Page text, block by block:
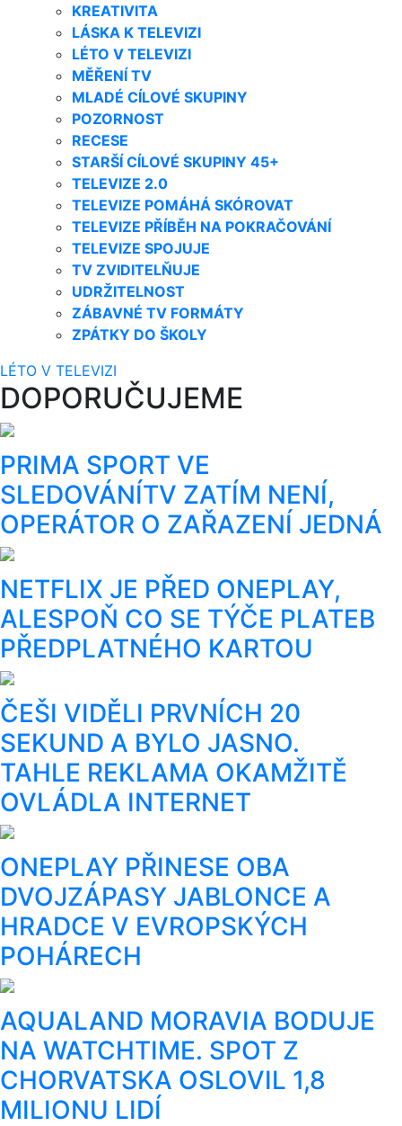
KREATIVITA
LÁSKA K TELEVIZI
LÉTO V TELEVIZI
MĚŘENÍ TV
MLADÉ CÍLOVÉ SKUPINY
POZORNOST
RECESE
STARŠÍ CÍLOVÉ SKUPINY 45+
TELEVIZE 2.0
TELEVIZE POMÁHÁ SKÓROVAT
TELEVIZE PŘÍBĚH NA POKRAČOVÁNÍ
TELEVIZE SPOJUJE
TV ZVIDITELŇUJE
UDRŽITELNOST
ZÁBAVNÉ TV FORMÁTY
ZPÁTKY DO ŠKOLY
LÉTO V TELEVIZI
DOPORUČUJEME
PRIMA SPORT VE
SLEDOVÁNÍTV ZATÍM NENÍ,
OPERÁTOR O ZAŘAZENÍ JEDNÁ
NETFLIX JE PŘED ONEPLAY,
ALESPOŇ CO SE TÝČE PLATEB
PŘEDPLATNÉHO KARTOU
ČEŠI VIDĚLI PRVNÍCH 20
SEKUND A BYLO JASNO.
TAHLE REKLAMA OKAMŽITĚ
OVLÁDLA INTERNET
ONEPLAY PŘINESE OBA
DVOJZÁPASY JABLONCE A
HRADCE V EVROPSKÝCH
POHÁRECH
AQUALAND MORAVIA BODUJE
NA WATCHTIME. SPOT Z
CHORVATSKA OSLOVIL 1,8
MILIONU LIDÍ